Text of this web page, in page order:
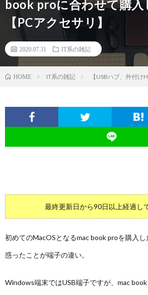
book proに合わせて購入
【PCアクセサリ】
2020.07.31 IT系の雑記
HOME IT系の雑記 【USBハブ、外付
最終更新日から90日以上経過し
初めてのMacOSとなるmac book proを購入
惑ったことが端子の違い。
Windows端末ではUSB端子ですが、mac